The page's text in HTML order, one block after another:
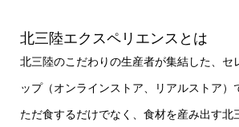
北三陸エクスペリエンスとは
北三陸のこだわりの生産者が集結した、セ
ップ（オンラインストア、リアルストア）
ただ食するだけでなく、食材を産み出す北